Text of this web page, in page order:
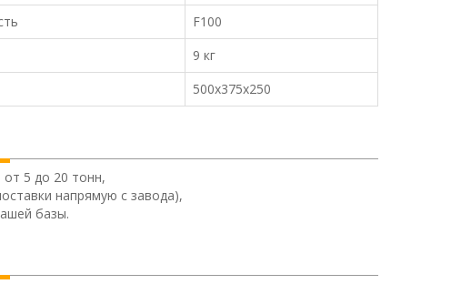
F100
9 кг
500х375х250
5 до 20 тонн,
напрямую с завода),
базы.